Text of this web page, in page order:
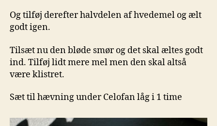
Og tilføj derefter halvdelen af hvedemel og ælt
godt igen.
Tilsæt nu den bløde smør og det skal æltes godt
ind. Tilføj lidt mere mel men den skal altså
være klistret.
Sæt til hævning under Celofan låg i 1 time